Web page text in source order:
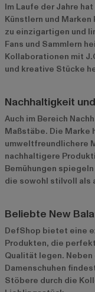
Im Laufe der Jahre
Künstlern und
zu einzigartigen und
Fans und Sammlern
Kollaborationen mit
und kreative Stücke
Nachhaltigkeit
Auch im Bereich
Maßstäbe. Die
umweltfreundlichere
nachhaltigere
Bemühungen
die sowohl stilvoll als
Beliebte New
DefShop bietet eine
Produkten, die
Qualität legen.
Damenschuhen
Stöbere durch die